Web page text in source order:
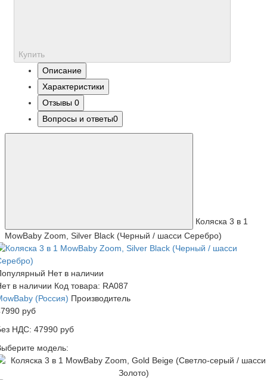
Купить
Описание
Характеристики
Отзывы 0
Вопросы и ответы0
Коляска 3 в 1
MowBaby Zoom, Silver Black (Черный / шасси Серебро)
Нет в наличии
в наличии Код товара: RA087
(Россия) Производитель
руб
НДС: 47990 руб
модель: